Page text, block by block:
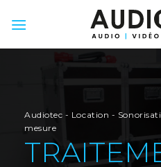
au
Audiotec - Location -
mesure